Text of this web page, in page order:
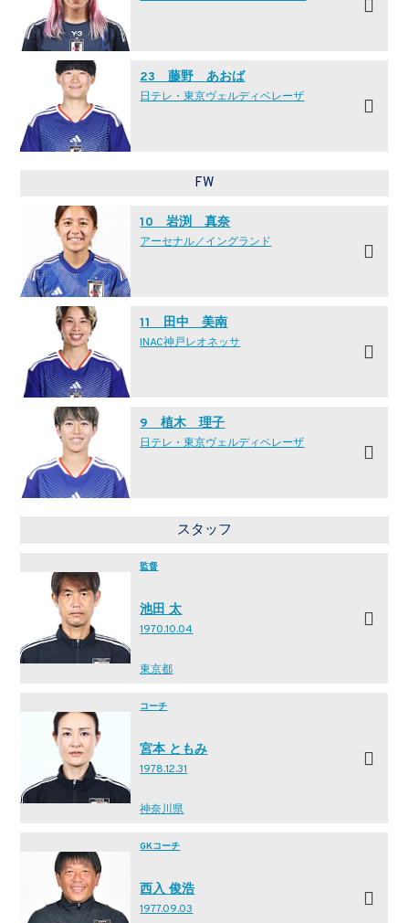
23 藤野 あおば
日テレ・東京ヴェルディベレーザ
FW
10 岩渕 真奈
アーセナル／イングランド
11 田中 美南
INAC神戸レオネッサ
9 植木 理子
日テレ・東京ヴェルディベレーザ
スタッフ
監督
池田 太
1970.10.04
東京都
コーチ
宮本 ともみ
1978.12.31
神奈川県
GKコーチ
西入 俊浩
1977.09.03